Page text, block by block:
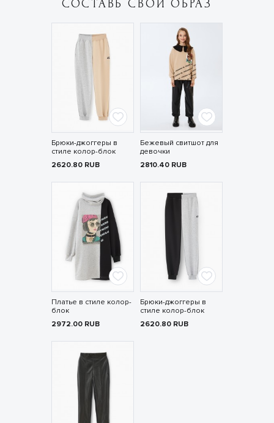
СОСТАВЬ СВОЙ ОБРАЗ
Брюки-джоггеры в
стиле колор-блок
2620.80 RUB
Бежевый свитшот для
девочки
2810.40 RUB
Платье в стиле колор-
блок
2972.00 RUB
Брюки-джоггеры в
стиле колор-блок
2620.80 RUB